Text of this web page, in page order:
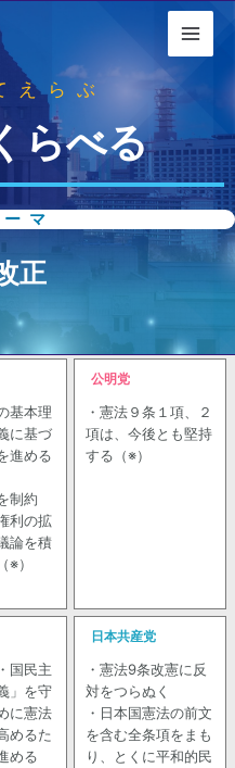
えらぶ
らべる
マ
正
基本理
に基づ
進める
制約
利の拡
論を積
※）
公明党
・憲法９条１項、２
項は、今後とも堅持
する（※）
国民主
」を守
に憲法
めるた
める
日本共産党
・憲法9条改憲に反
対をつらぬく
・日本国憲法の前文
を含む全条項をまも
り、とくに平和的民